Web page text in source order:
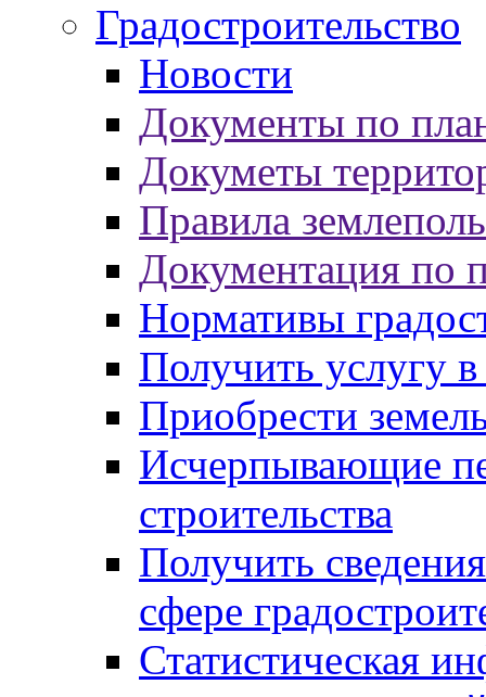
Градостроительство
Новости
Документы по
Докуметы
Правила
Документация по
Нормативы
Получить услугу в
Приобрести
Исчерпывающие
строительства
Получить
сфере
Статистическая